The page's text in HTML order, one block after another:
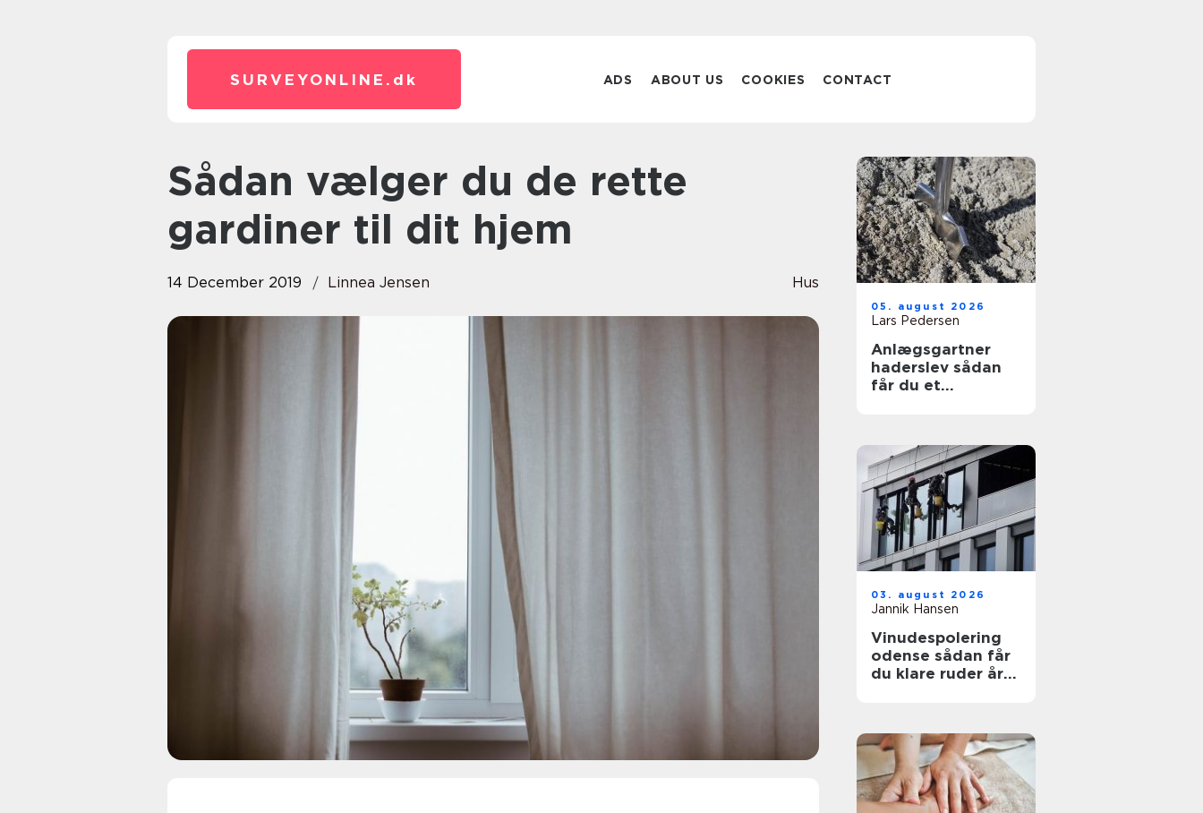
SURVEYONLINE. dk ADS ABOUT US COOKIES CONTACT
Sådan vælger du de rette
gardiner til dit hjem
14 December 2019 Linnea Jensen Hus
05. august 2026
Lars Pedersen
Anlægsgartner
haderslev sådan
får du et
03. august 2026
Jannik Hansen
Vinudespolering
odense sådan får
du klare ruder året